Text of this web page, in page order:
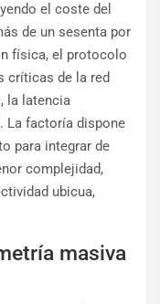
el coste del
de un sesenta por
física, el protocolo
críticas de la red
la latencia
La factoría dispone
para integrar de
complejidad,
ubicua,
masiva